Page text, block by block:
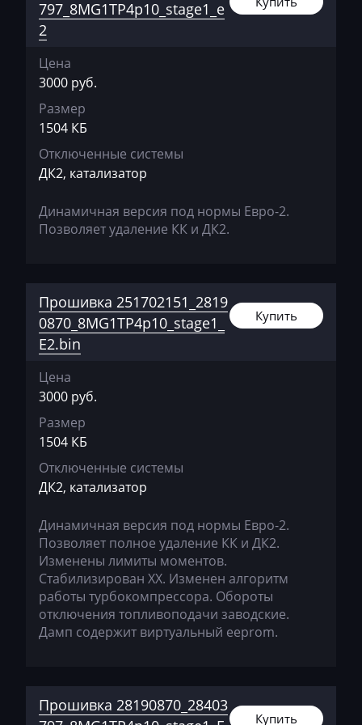
Genie
GMC
Great Wall
Groz
Haima
Hatz
Haval
Hawtai
Hidromek
Higer
Hino
Hitachi
Hongqi
Howo
Huanghai
Hummer
797_8MG1TP4p10_stage1_e
2
Цена
3000 руб.
Размер
1504 КБ
Отключенные системы
ДК2, катализатор
Динамичная версия под нормы Евро-2.
Позволяет удаление КК и ДК2.
Прошивка 251702151_2819
0870_8MG1TP4p10_stage1_
E2.bin
Купить
Цена
3000 руб.
Размер
1504 КБ
Отключенные системы
ДК2, катализатор
Динамичная версия под нормы Евро-2.
Позволяет полное удаление КК и ДК2.
Изменены лимиты моментов.
Стабилизирован ХХ. Изменен алгоритм
работы турбокомпрессора. Обороты
отключения топливоподачи заводские.
Дамп содержит виртуальный eeprom.
Прошивка 28190870_28403
Купить